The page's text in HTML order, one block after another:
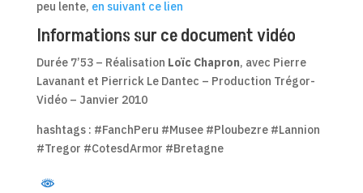
peu lente, en suivant ce lien
Informations sur ce document vidéo
Durée 7’53 – Réalisation Loïc Chapron, avec Pierre
Lavanant et Pierrick Le Dantec – Production Trégor-
Vidéo – Janvier 2010
hashtags : #FanchPeru #Musee #Ploubezre #Lannion
#Tregor #CotesdArmor #Bretagne